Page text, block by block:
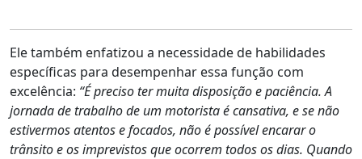
Ele também enfatizou a necessidade de habilidades
específicas para desempenhar essa função com
excelência: “É preciso ter muita disposição e paciência. A
jornada de trabalho de um motorista é cansativa, e se não
estivermos atentos e focados, não é possível encarar o
trânsito e os imprevistos que ocorrem todos os dias. Quando